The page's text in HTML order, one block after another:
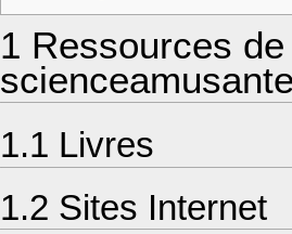
1 Ressources
1.1 Livres
1.2 Sites Internet